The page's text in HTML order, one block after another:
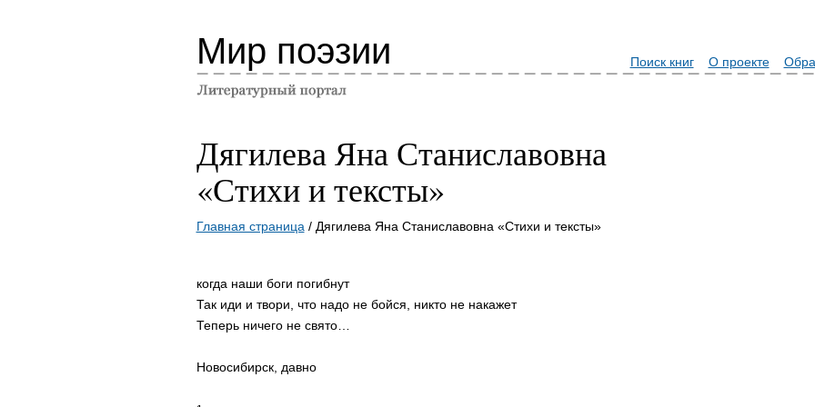
Мир поэзии Поиск книг О проекте
Дягилева Яна Станиславовна
«Стихи и тексты»
Главная страница / Дягилева Яна Станиславовна «Стихи и тексты»
когда наши боги погибнут
Так иди и твори, что надо не бойся, никто не накажет
Теперь ничего не свято…
Новосибирск, давно